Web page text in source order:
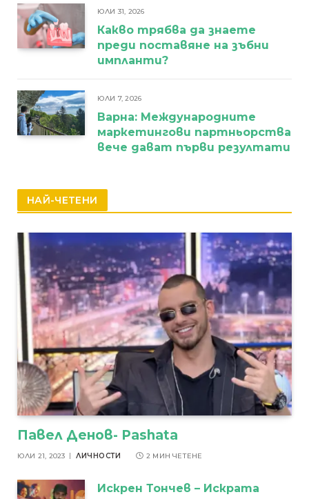
ЮЛИ 31, 2026
Какво трябва да знаете
преди поставяне на зъбни
импланти?
ЮЛИ 7, 2026
Варна: Международните
маркетингови партньорства
вече дават първи резултати
НАЙ-ЧЕТЕНИ
Павел Денов- Pashata
ЮЛИ 21, 2023 ЛИЧНОСТИ 2 МИН ЧЕТЕНЕ
Искрен Тончев – Искрата